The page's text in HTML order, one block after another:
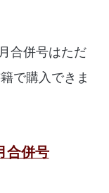
合併号はただ
で購入できま
合併号